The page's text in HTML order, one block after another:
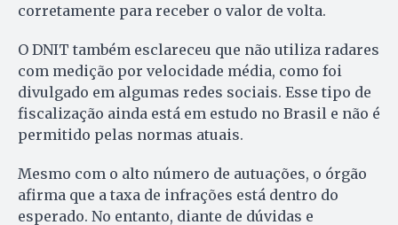
corretamente para receber o valor de volta.
O DNIT também esclareceu que não utiliza radares
com medição por velocidade média, como foi
divulgado em algumas redes sociais. Esse tipo de
fiscalização ainda está em estudo no Brasil e não é
permitido pelas normas atuais.
Mesmo com o alto número de autuações, o órgão
afirma que a taxa de infrações está dentro do
esperado. No entanto, diante de dúvidas e